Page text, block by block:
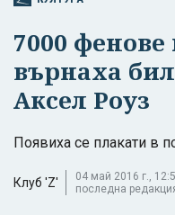
7000 фенове
върнаха
Аксел Роуз
Появиха се плакати в
Клуб 'Z'
04 май 2016 г.,
последна